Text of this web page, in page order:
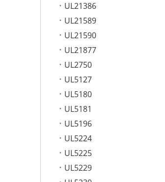
UL21386
UL21589
UL21590
UL21877
UL2750
UL5127
UL5180
UL5181
UL5196
UL5224
UL5225
UL5229